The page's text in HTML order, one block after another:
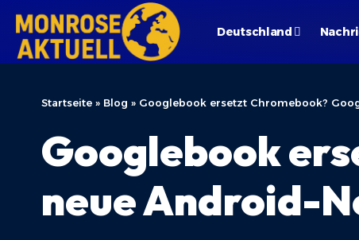
Deutschland
Startseite » Blog » Googlebook ersetzt Chromebook?
Googlebook
neue Android-